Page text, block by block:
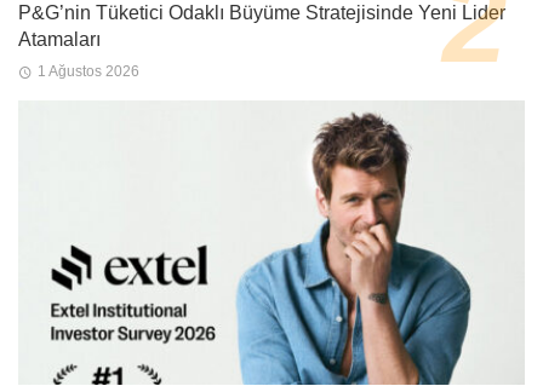
P&G’nin Tüketici Odaklı Büyüme Stratejisinde Yeni Lider
Atamaları
1 Ağustos 2026